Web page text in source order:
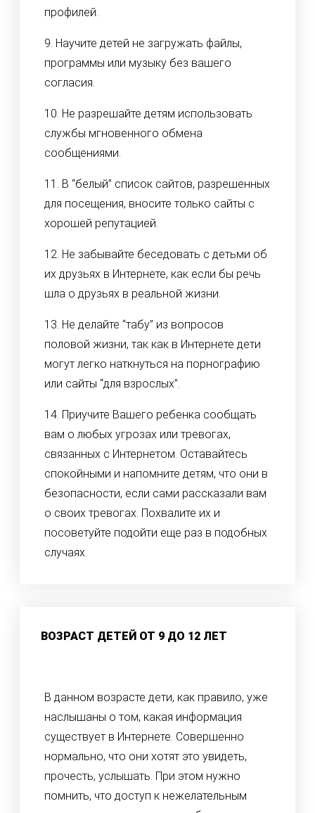
профилей.
9. Научите детей не загружать файлы,
программы или музыку без вашего
согласия.
10. Не разрешайте детям использовать
службы мгновенного обмена
сообщениями.
11. В “белый” список сайтов, разрешенных
для посещения, вносите только сайты с
хорошей репутацией.
12. Не забывайте беседовать с детьми об
их друзьях в Интернете, как если бы речь
шла о друзьях в реальной жизни.
13. Не делайте “табу” из вопросов
половой жизни, так как в Интернете дети
могут легко наткнуться на порнографию
или сайты “для взрослых”.
14. Приучите Вашего ребенка сообщать
вам о любых угрозах или тревогах,
связанных с Интернетом. Оставайтесь
спокойными и напомните детям, что они в
безопасности, если сами рассказали вам
о своих тревогах. Похвалите их и
посоветуйте подойти еще раз в подобных
случаях.
ВОЗРАСТ ДЕТЕЙ ОТ 9 ДО 12 ЛЕТ
В данном возрасте дети, как правило, уже
наслышаны о том, какая информация
существует в Интернете. Совершенно
нормально, что они хотят это увидеть,
прочесть, услышать. При этом нужно
помнить, что доступ к нежелательным